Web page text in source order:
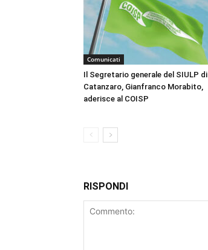
Comunicati
Il Segretario generale del SIULP di
Catanzaro, Gianfranco Morabito,
aderisce al COISP
RISPONDI